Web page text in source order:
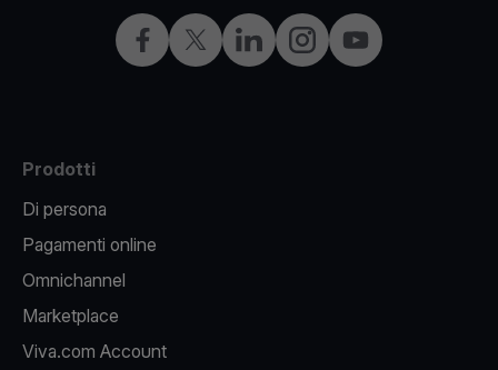
Facebook
X LinkedInInstagramYouTube
Prodotti
Di persona
Pagamenti online
Omnichannel
Marketplace
Viva.com Account